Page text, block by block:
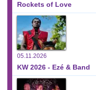
Rockets of Love
05.11.2026
KW 2026 - Ezé & Band